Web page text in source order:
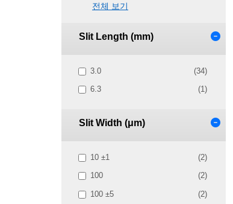
전체 보기
Slit Length (mm)
3.0 (34)
6.3 (1)
Slit Width (μm)
10 ±1 (2)
100 (2)
100 ±5 (2)